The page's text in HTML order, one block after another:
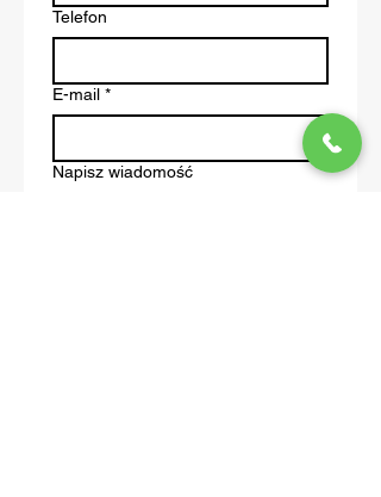
Telefon
E-mail *
Napisz wiadomość